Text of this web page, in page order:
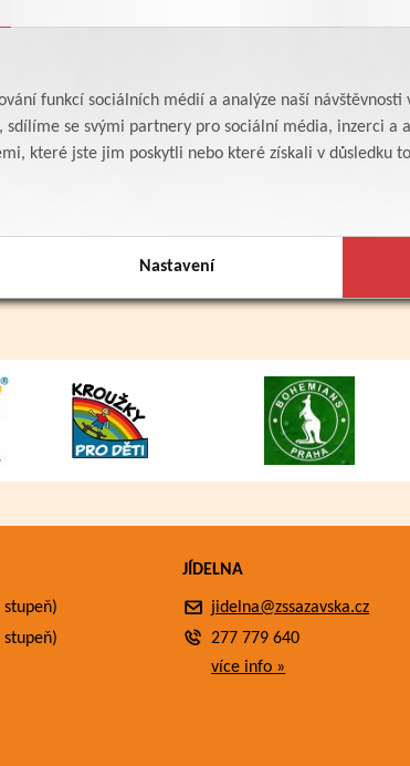
funkcí sociálních médií a analýze naší návštěvnosti
sdílíme se svými partnery pro sociální média, inzerci a
které jste jim poskytli nebo které získali v důsledku
Nastavení
JÍDELNA
jidelna@zssazavska.cz
277 779 640
více info »